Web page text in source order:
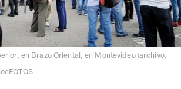
en Brazo Oriental, en Montevideo (archivo,